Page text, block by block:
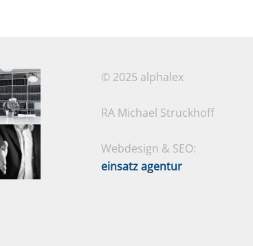
© 2025 alphalex
RA Michael Struckhoff
Webdesign & SEO:
einsatz agentur